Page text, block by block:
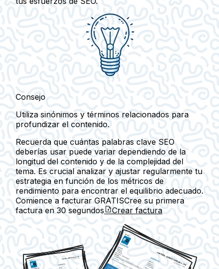
Consejo
Utiliza sinónimos y términos relacionados para
profundizar el contenido.
Recuerda que cuántas palabras clave SEO
deberías usar puede variar dependiendo de la
longitud del contenido y de la complejidad del
tema. Es crucial analizar y ajustar regularmente tu
estrategia en función de los métricos de
rendimiento para encontrar el equilibrio adecuado.
Comience a facturar GRATISCree su primera
factura en 30 segundos Crear factura